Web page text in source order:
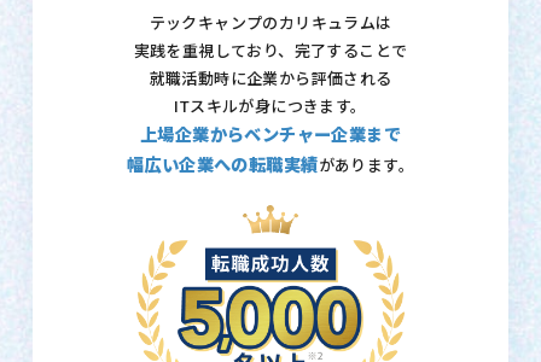
テックキャンプのカリキュラムは
実践を重視しており、 完了することで
就職活動時に企業から評価される
ITスキルが身につきます。
上場企業からベンチャー企業まで
幅広い企業への転職実績があります。